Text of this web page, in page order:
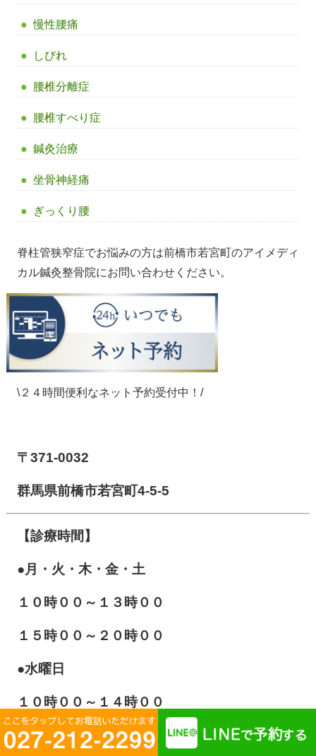
慢性腰痛
しびれ
腰椎分離症
腰椎すべり症
鍼灸治療
坐骨神経痛
ぎっくり腰
脊柱管狭窄症でお悩みの方は前橋市若宮町のアイメディ
カル鍼灸整骨院にお問い合わせください。
\２４時間便利なネット予約受付中！/
〒371-0032
群馬県前橋市若宮町4-5-5
【診療時間】
●月・火・木・金・土
１０時００～１３時００
１５時００～２０時００
●水曜日
１０時００～１４時００
●日曜日